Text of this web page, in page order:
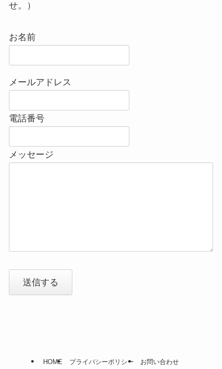
せ。）
お名前
メールアドレス
電話番号
メッセージ
送信する
HOME プライバシーポリシー お問い合わせ